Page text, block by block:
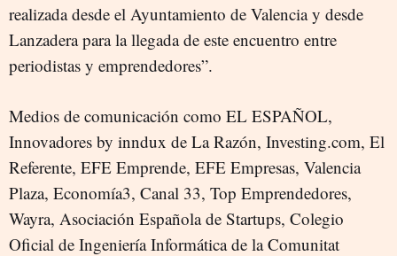
realizada desde el Ayuntamiento de Valencia y desde
Lanzadera para la llegada de este encuentro entre
periodistas y emprendedores”.
Medios de comunicación como EL ESPAÑOL,
Innovadores by inndux de La Razón, Investing.com, El
Referente, EFE Emprende, EFE Empresas, Valencia
Plaza, Economía3, Canal 33, Top Emprendedores,
Wayra, Asociación Española de Startups, Colegio
Oficial de Ingeniería Informática de la Comunitat